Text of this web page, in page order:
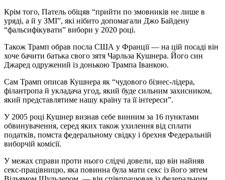
Крім того, Патель обіцяв “прийти по змовників не лише в
уряді, а й у ЗМІ”, які нібито допомагали Джо Байдену
“фальсифікувати” вибори у 2020 році.
Також Трамп обрав посла США у Франції — на цій посаді він
хоче бачити батька свого зятя Чарльза Кушнера. Його син
Джаред одружений із донькою Трампа Іванкою.
Сам Трамп описав Кушнера як “чудового бізнес-лідера,
філантропа й укладача угод, який буде сильним захисником,
який представлятиме нашу країну та її інтереси”.
У 2005 році Кушнер визнав себе винним за 16 пунктами
обвинувачення, серед яких також ухилення від сплати
податків, помста федеральному свідку і брехня Федеральній
виборчій комісії.
У межах справи проти нього слідчі довели, що він найняв
секс-працівницю, яка повинна була мати секс із його зятем